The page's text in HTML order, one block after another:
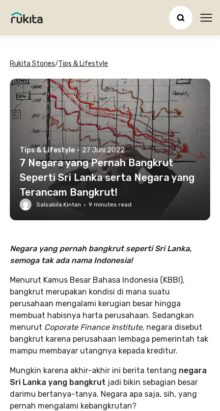
Rukita Stories/Tips & Lifestyle
Tips & Lifestyle · 27 Juni 2022
7 Negara yang Pernah Bangkrut
Seperti Sri Lanka serta Negara yang
Terancam Bangkrut!
Salsabila Kintan · 9 minutes read
Negara yang pernah bangkrut seperti Sri Lanka,
semoga tak ada nama Indonesia!
Menurut Kamus Besar Bahasa Indonesia (KBBI),
bangkrut merupakan kondisi di mana suatu
perusahaan mengalami kerugian besar hingga
membuat habisnya harta perusahaan. Sedangkan
menurut Coporate Finance Institute, negara disebut
bangkrut karena perusahaan lembaga pemerintah tak
mampu membayar utangnya kepada kreditur.
Mungkin karena akhir-akhir ini berita tentang negara
Sri Lanka yang bangkrut jadi bikin sebagian besar
darimu bertanya-tanya. Negara apa saja, sih, yang
pernah mengalami kebangkrutan?